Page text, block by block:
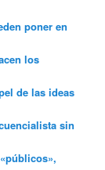
poner en
los
de las ideas
sin